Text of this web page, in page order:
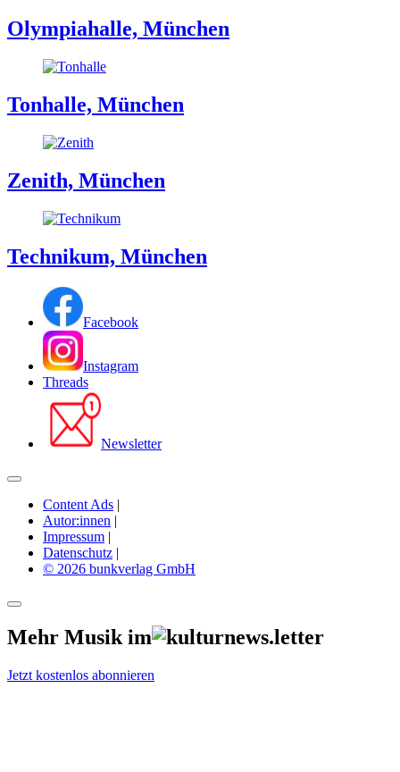
Olympiahalle, München
Tonhalle, München
Zenith, München
Technikum, München
Facebook
Instagram
Threads
Newsletter
Content Ads |
Autor:innen |
Impressum |
Datenschutz |
© 2026 bunkverlag GmbH
Mehr Musik im
Jetzt kostenlos abonnieren